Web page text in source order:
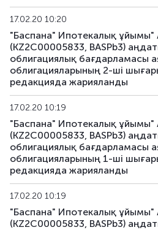
KFUSb93
KFUSb94
KFUSb95
KFUSb96
KFUSb97
KFUSb98
KFUSb100
17.02.20 10:20
"Баспана" Ипотекалық ұйымы"
(KZ2C00005833, BASPb3)
облигациялық бағдарламасы
облигацияларының 2-ші
редакцияда жарияланды
17.02.20 10:19
"Баспана" Ипотекалық ұйымы"
(KZ2C00005833, BASPb3)
облигациялық бағдарламасы
облигацияларының 1-ші
редакцияда жарияланды
17.02.20 10:19
"Баспана" Ипотекалық ұйымы"
(KZ2C00005833, BASPb3)